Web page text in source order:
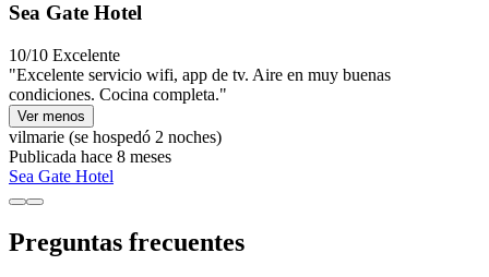
Sea Gate Hotel
10/10 Excelente
"Excelente servicio wifi, app de tv. Aire en muy buenas
condiciones. Cocina completa."
Ver menos
vilmarie (se hospedó 2 noches)
Publicada hace 8 meses
Sea Gate Hotel
Preguntas frecuentes